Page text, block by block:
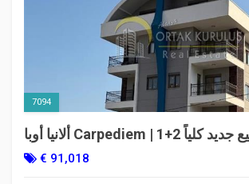
7094
ألانيا أوبا Carpediem ميڤكيي للبيع جديد كلياً 2+1 |
طابق نصفي عمره سنة واحدة
€ 91,018